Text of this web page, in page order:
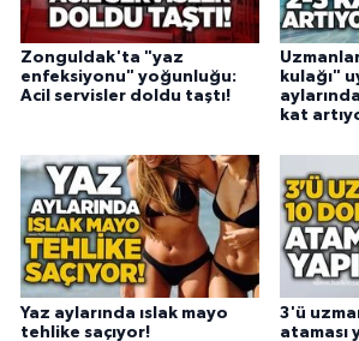
Zonguldak'ta "yaz
enfeksiyonu" yoğunluğu:
Acil servisler doldu taştı!
kulağı"
kat
Yaz aylarında ıslak mayo
tehlike saçıyor!
3'ü
ataması